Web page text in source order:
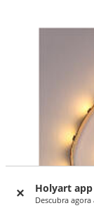
Holyart app
Descubra